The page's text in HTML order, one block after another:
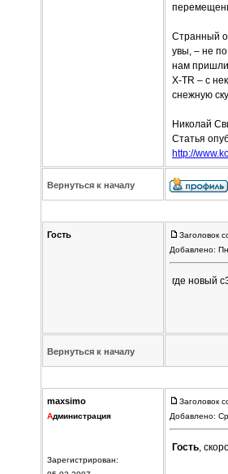
Странный
увы, – не
нам пришли
X-TR – с
снежную
Николай
Статья
http://
Вернуться к началу
Гость
Заголовок
Добавлено:
где новый
Вернуться к началу
maxsimo
Администрация
Зарегистрирован:
Заголовок
Добавлено:
Гость,